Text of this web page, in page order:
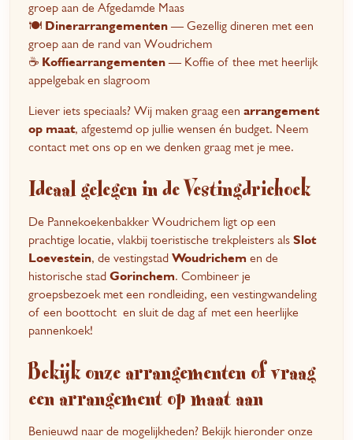
groep aan de Afgedamde Maas
🍽️ Dinerarrangementen— Gezellig dineren met een
groep aan de rand van Woudrichem
☕ Koffiearrangementen— Koffie of thee met heerlijk
appelgebak en slagroom
Liever iets speciaals? Wij maken graag een arrangement
op maat, afgestemd op jullie wensen én budget. Neem
contact met ons op en we denken graag met je mee.
Ideaal gelegen in de Vestingdriehoek
De Pannekoekenbakker Woudrichem ligt op een
prachtige locatie, vlakbij toeristische trekpleisters alsSlot
Loevestein, de vestingstadWoudrichem en de
historische stadGorinchem. Combineer je
groepsbezoek met een rondleiding, een vestingwandeling
of een boottocht en sluit de dag af met een heerlijke
pannenkoek!
Bekijk onze arrangementen of vraag
een arrangement op maat aan
Benieuwd naar de mogelijkheden? Bekijk hieronder onze